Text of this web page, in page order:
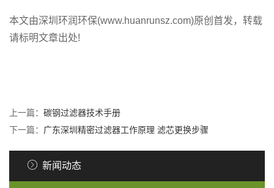
本文由深圳环润环保(www.huanrunsz.com)原创首发，转载
请标明文章出处!
上一篇： 碳钢过滤器技术手册
下一篇： 广东深圳精密过滤器工作原理 滤芯更换步骤
新闻动态